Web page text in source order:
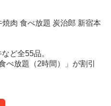
肉 食べ放題 炭治郎 新宿本
ど全55品。
べ放題（2時間）」が割引